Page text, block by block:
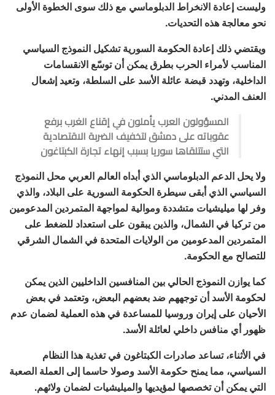
وليست إعادة الانخراط الدبلوماسي مع ذلك سوى الخطوة الأولى
نحو معالجة هذه التحديات.
ويقتضي ذلك إعادة الحكومة السورية تشكيل النموذج السياسي
المناسب لأمراء الحرب بطرق يمكن أن توسّع الانقسامات
الداخلية، وتهدد قبضة عائلة الأسد على السلطة، وتعيد إشعال
العنف المدني.
المسؤولون العرب يأملون في إقناع الغرب برفع
عقوباته على دمشق لتخفيف الضربة الاقتصادية
التي ستتلقاها سوريا بسبب إنهاء تجارة الكبتاغون
ولا يحل الدعم الدبلوماسي الذي أبداه العالم العربي محل النموذج
السياسي الذي أبقى سيطرة الحكومة السورية على البلاد، والذي
وفر لها ميليشيات متشددة وموالية لمواجهة المتمردين المدعومين
من تركيا في الشمال، والذين يبقون على استعداد للضغط على
المتمردين المدعومين من الولايات المتحدة في الشمال الشرقي
للتصالح مع الحكومة.
كما يوازن النموذج الحالي بين المنافسين الداخليين الذين يمكن
لحكومة الأسد أن توجههم ضد بعضهم البعض، وتعتمد في بعض
الأحيان على إيران وروسيا للمساعدة في هذه العملية لضمان عدم
ظهور أي منافس داخلي لعائلة الأسد.
في الأثناء، تساعد صادرات الكبتاغون في تغذية هذا النظام
السياسي، مما يمنح حكومة الأسد وصولا حاسما إلى العملة الصعبة
التي يمكن أن تخصصها لمؤيديها والميليشيات لضمان ولائهم.